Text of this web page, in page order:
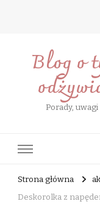
Blog o
Porady,
Strona główna
Deskorolka z